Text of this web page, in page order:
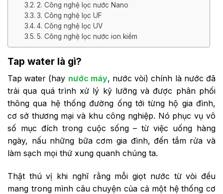
2. Công nghệ lọc nước Nano
3. Công nghệ lọc UF
4. Công nghệ lọc UV
5. Công nghệ lọc nước ion kiềm
Tap water là gì?
Tap water (hay nước máy, nước vòi) chính là nước đã
trải qua quá trình xử lý kỹ lưỡng và được phân phối
thông qua hệ thống đường ống tới từng hộ gia đình,
cơ sở thương mại và khu công nghiệp. Nó phục vụ vô
số mục đích trong cuộc sống – từ việc uống hàng
ngày, nấu những bữa cơm gia đình, đến tắm rửa và
làm sạch mọi thứ xung quanh chúng ta.
Thật thú vị khi nghĩ rằng mỗi giọt nước từ vòi đều
mang trong mình câu chuyện của cả một hệ thống cơ